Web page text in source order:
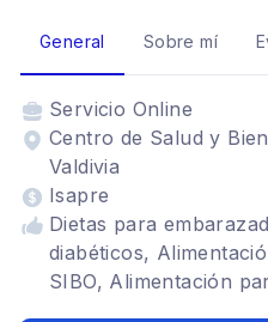
General Sobre mí
Servicio Online
Centro de Salud y
Valdivia
Isapre
Dietas para
diabéticos,
SIBO, Alimentación